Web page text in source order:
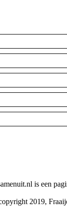
is een
2019,